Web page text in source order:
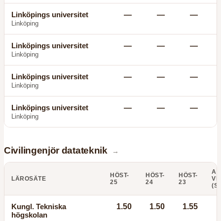
Linköpings universitet
Linköping
— — —
Linköpings universitet
Linköping
— — —
Linköpings universitet
Linköping
— — —
Linköpings universitet
Linköping
— — —
Civilingenjör datateknik →
LÄROSÄTE
HÖST-
25
HÖST-
24
HÖST-
23
Kungl. Tekniska
högskolan
1.50 1.50 1.55